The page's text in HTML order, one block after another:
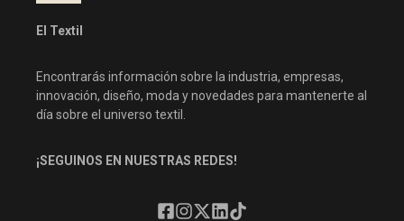
El Textil
Encontrarás información sobre la industria, empresas,
innovación, diseño, moda y novedades para mantenerte al
día sobre el universo textil.
¡SEGUINOS EN NUESTRAS REDES!